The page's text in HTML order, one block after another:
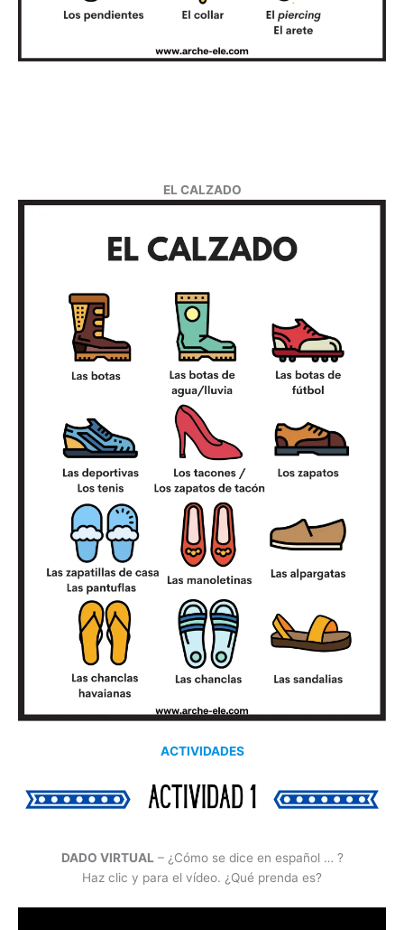
EL CALZADO
ACTIVIDADES
DADO VIRTUAL – ¿Cómo se dice en español … ?
Haz clic y para el vídeo. ¿Qué prenda es?